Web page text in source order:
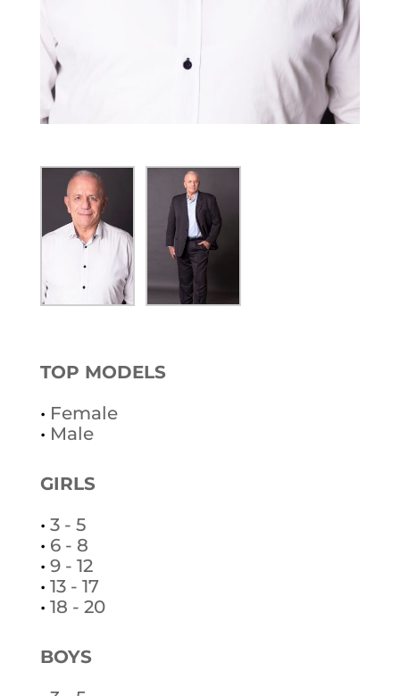
TOP MODELS
• Female
• Male
GIRLS
• 3 - 5
• 6 - 8
• 9 - 12
• 13 - 17
• 18 - 20
BOYS